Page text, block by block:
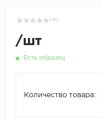
( 0 )
/шт
Есть образец
Количество товара: